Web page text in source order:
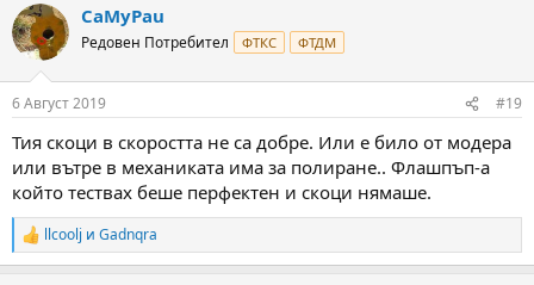
CaMyPau
Редовен Потребител ФТКС ФТДМ
6 Август 2019 #19
Тия скоци в скоростта не са добре. Или е било от модера
или вътре в механиката има за полиране.. Флашпъп-а
който тествах беше перфектен и скоци нямаше.
R
e
llcoolj и Gadnqra